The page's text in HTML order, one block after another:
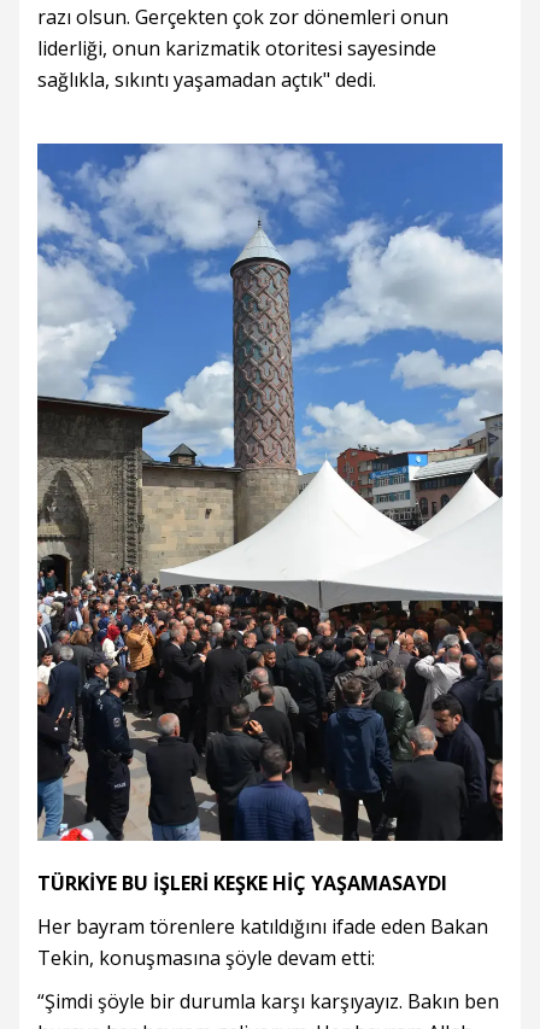
razı olsun. Gerçekten çok zor dönemleri onun
liderliği, onun karizmatik otoritesi sayesinde
sağlıkla, sıkıntı yaşamadan açtık" dedi.
TÜRKİYE BU İŞLERİ KEŞKE HİÇ YAŞAMASAYDI
Her bayram törenlere katıldığını ifade eden Bakan
Tekin, konuşmasına şöyle devam etti:
“Şimdi şöyle bir durumla karşı karşıyayız. Bakın ben